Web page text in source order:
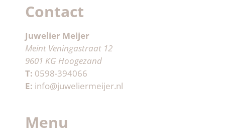
Contact
Juwelier Meijer
Meint Veningastraat 12
9601 KG Hoogezand
T: 0598-394066
E: info@juweliermeijer.nl
Menu